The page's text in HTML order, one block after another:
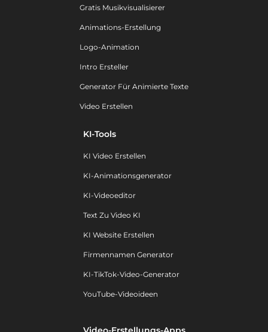
Gratis Musikvisualisierer
Animations-Erstellung
Logo-Animation
Intro Ersteller
Generator Für Animierte Texte
Video Erstellen
KI-Tools
KI Video Erstellen
KI-Animationsgenerator
KI-Videoeditor
Text Zu Video KI
KI Website Erstellen
Firmennamen Generator
KI-TikTok-Video-Generator
YouTube-Videoideen